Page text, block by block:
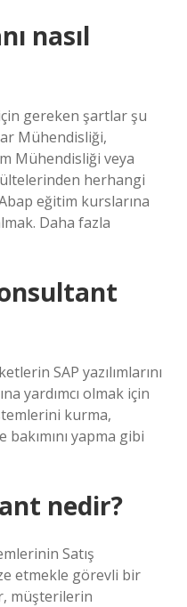
nasıl
gereken şartlar şu
Mühendisliği,
Mühendisliği veya
herhangi
eğitim kurslarına
Daha fazla
SAP yazılımlarını
yardımcı olmak için
kurma,
bakımını yapma gibi
nedir?
Satış
etmekle görevli bir
müşterilerin